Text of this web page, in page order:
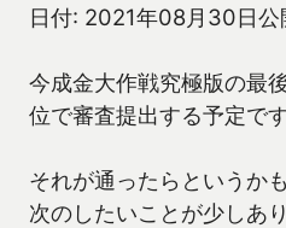
日付: 2021年08月30日公
今成金大作戦究極版の最
位で審査提出する予定です
それが通ったらというか
次のしたいことが少しあ